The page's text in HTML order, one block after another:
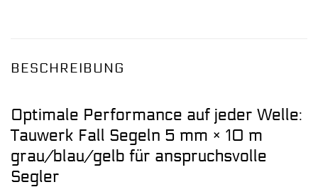
BESCHREIBUNG
Optimale Performance auf jeder Welle:
Tauwerk Fall Segeln 5 mm × 10 m
grau/blau/gelb für anspruchsvolle
Segler